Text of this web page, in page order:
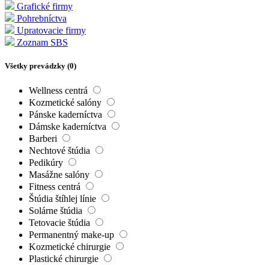
Grafické firmy
Pohrebníctva
Upratovacie firmy
Zoznam SBS
Všetky prevádzky (0)
Wellness centrá
Kozmetické salóny
Pánske kaderníctva
Dámske kaderníctva
Barberi
Nechtové štúdia
Pedikúry
Masážne salóny
Fitness centrá
Štúdia štíhlej línie
Solárne štúdia
Tetovacie štúdia
Permanentný make-up
Kozmetické chirurgie
Plastické chirurgie